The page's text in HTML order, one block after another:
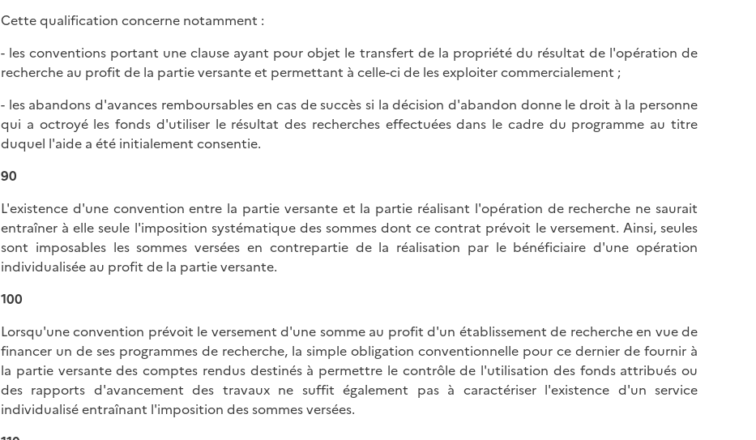
Cette qualification concerne notamment :
- les conventions portant une clause ayant pour objet le transfert de la propriété du résultat de l'opération de
recherche au profit de la partie versante et permettant à celle-ci de les exploiter commercialement ;
- les abandons d'avances remboursables en cas de succès si la décision d'abandon donne le droit à la personne
qui a octroyé les fonds d'utiliser le résultat des recherches effectuées dans le cadre du programme au titre
duquel l'aide a été initialement consentie.
90
L'existence d'une convention entre la partie versante et la partie réalisant l'opération de recherche ne saurait
entraîner à elle seule l'imposition systématique des sommes dont ce contrat prévoit le versement. Ainsi, seules
sont imposables les sommes versées en contrepartie de la réalisation par le bénéficiaire d'une opération
individualisée au profit de la partie versante.
100
Lorsqu'une convention prévoit le versement d'une somme au profit d'un établissement de recherche en vue de
financer un de ses programmes de recherche, la simple obligation conventionnelle pour ce dernier de fournir à
la partie versante des comptes rendus destinés à permettre le contrôle de l'utilisation des fonds attribués ou
des rapports d'avancement des travaux ne suffit également pas à caractériser l'existence d'un service
individualisé entraînant l'imposition des sommes versées.